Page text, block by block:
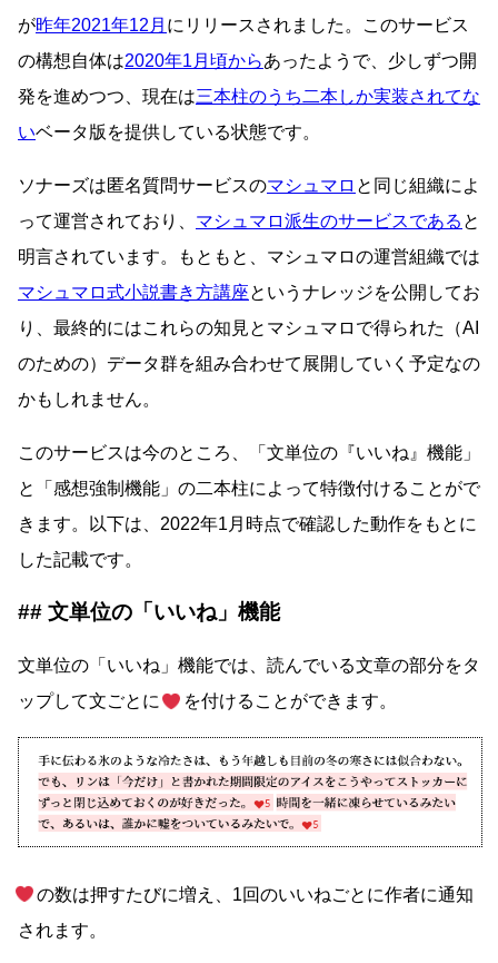
が昨年2021年12月 にリリースされました。このサービス
の構想自体は2020年1月頃からあったようで、少しずつ開
発を進めつつ、現在は三本柱のうち二本しか実装されてな
いベータ版を提供している状態です。
ソナーズは匿名質問サービスのマシュマロ と同じ組織によ
って運営されており、 マシュマロ派生のサービスである と
明言されています。もともと、マシュマロの運営組織では
マシュマロ式小説書き方講座というナレッジを公開してお
り、最終的にはこれらの知見とマシュマロで得られた（AI
のための）データ群を組み合わせて展開していく予定なの
かもしれません。
このサービスは今のところ、「文単位の『いいね』機能」
と「感想強制機能」の二本柱によって特徴付けることがで
きます。以下は、2022年1月時点で確認した動作をもとに
した記載です。
文単位の「いいね」機能
文単位の「いいね」機能では、読んでいる文章の部分をタ
ップして文ごとに
を付けることができます。
の数は押すたびに増え、1回のいいねごとに作者に通知
されます。